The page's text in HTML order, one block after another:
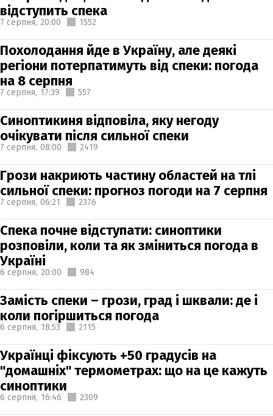
відступить спека
7 серпня, 20:00 1552
Похолодання йде в Україну, але деякі
регіони потерпатимуть від спеки: погода
на 8 серпня
7 серпня, 17:39 557
Синоптикиня відповіла, яку негоду
очікувати після сильної спеки
7 серпня, 08:00 2419
Грози накриють частину областей на тлі
сильної спеки: прогноз погоди на 7 серпня
7 серпня, 06:21 2376
Спека почне відступати: синоптики
розповіли, коли та як зміниться погода в
Україні
6 серпня, 20:00 984
Замість спеки – грози, град і шквали: де і
коли погіршиться погода
6 серпня, 18:53 2115
Українці фіксують +50 градусів на
"домашніх" термометрах: що на це кажуть
синоптики
6 серпня, 16:46 2309